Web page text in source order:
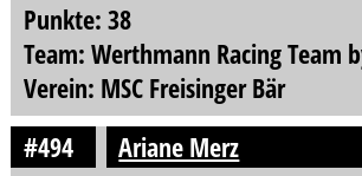
Punkte: 38
Team: Werthmann Racing Team
Verein: MSC Freisinger Bär
#494
Ariane Merz